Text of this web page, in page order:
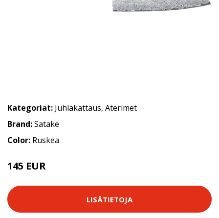
Kategoriat: Juhlakattaus, Aterimet
Brand:Satake
Color: Ruskea
145 EUR
LISÄTIETOJA